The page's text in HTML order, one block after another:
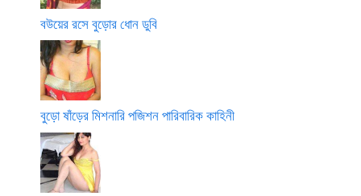
বউয়ের রসে বুড়োর ধোন ডুবি
বুড়ো ষাঁড়ের মিশনারি পজিশন পারিবারিক কাহিনী